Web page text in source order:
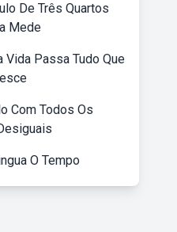
De Três Quartos
Mede
Vida Passa Tudo Que
Com Todos Os
O Tempo